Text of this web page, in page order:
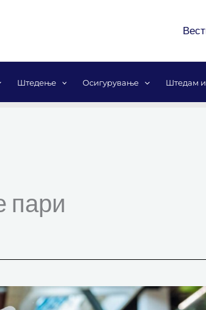
Штедење Осигурување Штедам
пари